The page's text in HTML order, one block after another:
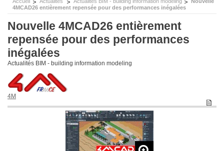
4MCAD26 entièrement repensée pour des performances inégalées
Nouvelle 4MCAD26 entièrement
repensée pour des performances
inégalées
Actualités BIM - building information modeling
4M